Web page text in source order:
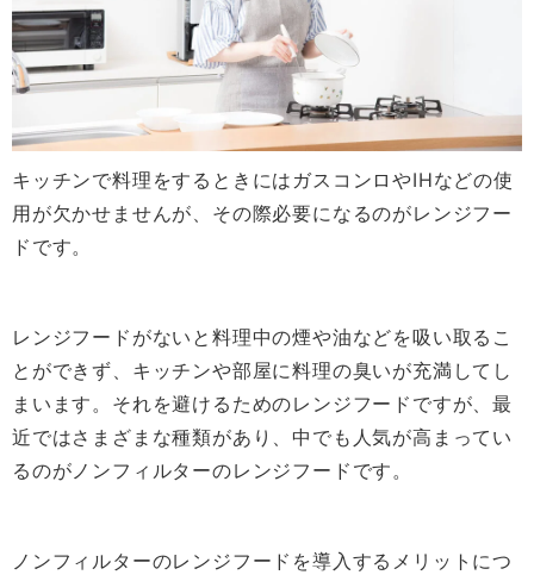
キッチンで料理をするときにはガスコンロやIHなどの使
用が欠かせませんが、その際必要になるのがレンジフー
ドです。
レンジフードがないと料理中の煙や油などを吸い取るこ
とができず、キッチンや部屋に料理の臭いが充満してし
まいます。それを避けるためのレンジフードですが、最
近ではさまざまな種類があり、中でも人気が高まってい
るのがノンフィルターのレンジフードです。
ノンフィルターのレンジフードを導入するメリットにつ